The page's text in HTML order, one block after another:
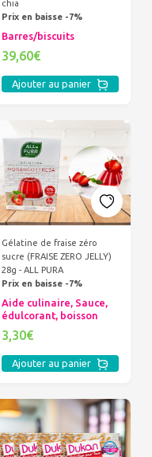
chia
Prix en baisse -7%
Barres/biscuits
39,60€
Ajouter au panier
Gélatine de fraise zéro
sucre (FRAISE ZERO JELLY)
28g - ALL PURA
Prix en baisse -7%
Aide culinaire, Sauce,
édulcorant, boisson
3,30€
Ajouter au panier